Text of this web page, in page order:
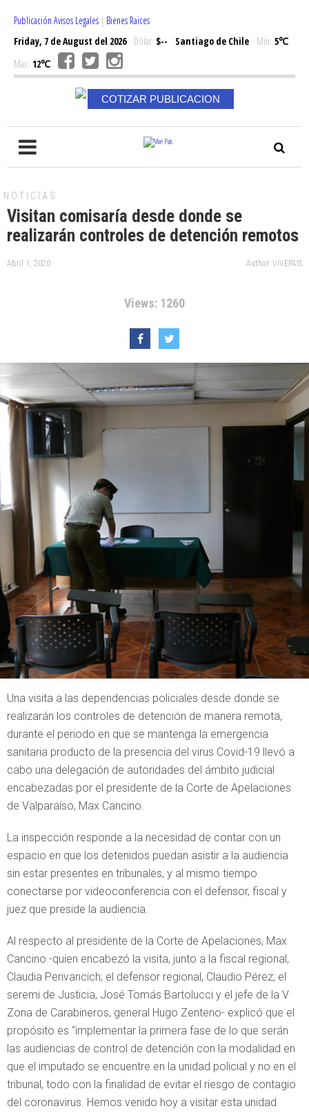
Publicación Avisos Legales | Bienes Raices
Friday, 7 de August del 2026Dólar: $-- Santiago de Chile Min: 5℃
Max: 12℃
COTIZAR PUBLICACION
NOTICIAS
Visitan comisaría desde donde se
realizarán controles de detención remotos
Abril 1, 2020 Author: VIVEPAIS
Views: 1260
Una visita a las dependencias policiales desde donde se
realizarán los controles de detención de manera remota,
durante el periodo en que se mantenga la emergencia
sanitaria producto de la presencia del virus Covid-19 llevó a
cabo una delegación de autoridades del ámbito judicial
encabezadas por el presidente de la Corte de Apelaciones
de Valparaíso, Max Cancino.
La inspección responde a la necesidad de contar con un
espacio en que los detenidos puedan asistir a la audiencia
sin estar presentes en tribunales, y al mismo tiempo
conectarse por videoconferencia con el defensor, fiscal y
juez que preside la audiencia.
Al respecto al presidente de la Corte de Apelaciones, Max
Cancino -quien encabezó la visita, junto a la fiscal regional,
Claudia Perivancich; el defensor regional, Claudio Pérez; el
seremi de Justicia, José Tomás Bartolucci y el jefe de la V
Zona de Carabineros, general Hugo Zenteno- explicó que el
propósito es “implementar la primera fase de lo que serán
las audiencias de control de detención con la modalidad en
que el imputado se encuentre en la unidad policial y no en el
tribunal, todo con la finalidad de evitar el riesgo de contagio
del coronavirus. Hemos venido hoy a visitar esta unidad